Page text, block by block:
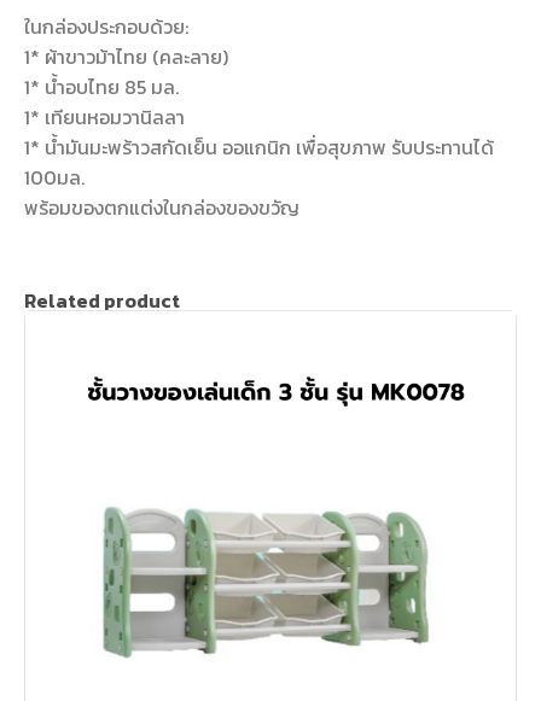
ในกล่องประกอบด้วย:
1* ผ้าขาวม้าไทย (คละลาย)
1* น้ำอบไทย 85 มล.
1* เทียนหอมวานิลลา
1* น้ำมันมะพร้าวสกัดเย็น ออแกนิก เพื่อสุขภาพ รับประทานได้
100มล.
พร้อมของตกแต่งในกล่องของขวัญ
Related product